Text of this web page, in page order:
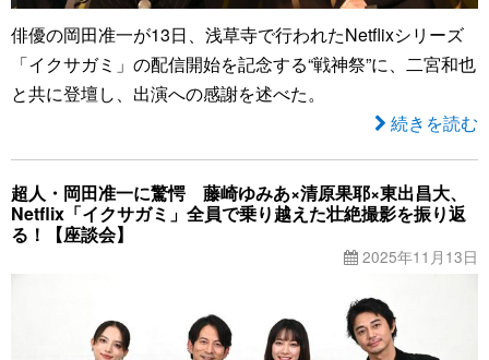
俳優の岡田准一が13日、浅草寺で行われたNetflixシリーズ
「イクサガミ」の配信開始を記念する“戦神祭”に、二宮和也
と共に登壇し、出演への感謝を述べた。
続きを読む
超人・岡田准一に驚愕 藤崎ゆみあ×清原果耶×東出昌大、
Netflix「イクサガミ」全員で乗り越えた壮絶撮影を振り返
る！【座談会】
2025年11月13日